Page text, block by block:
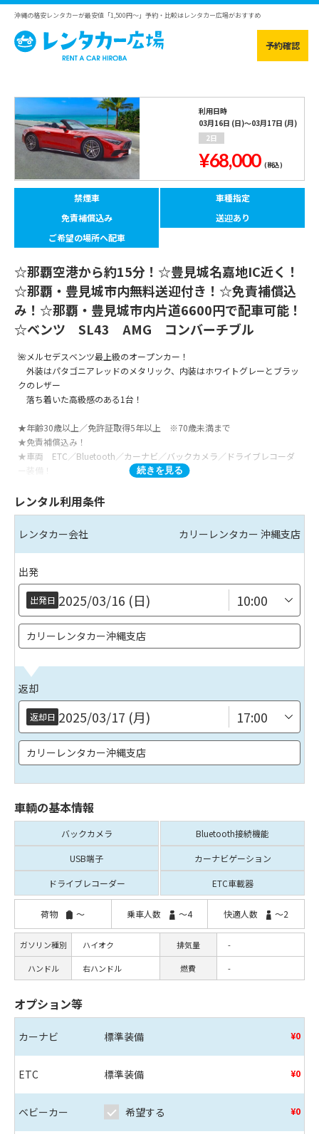
沖縄の格安レンタカーが最安値「1,500円～」予約・比較はレンタカー広場がおすすめ
予約確認
利用日時
03月16日 (日)～03月17日 (月)
2日
¥68,000 (税込)
禁煙車
車種指定
免責補償込み
送迎あり
ご希望の場所へ配車
☆那覇空港から約15分！☆豊見城名嘉地IC近く！
☆那覇・豊見城市内無料送迎付き！☆免責補償込
み！☆那覇・豊見城市内片道6600円で配車可能！
☆ベンツ SL43 AMG コンバーチブル
🌺メルセデスベンツ最上級のオープンカー！
外装はパタゴニアレッドのメタリック、内装はホワイトグレーとブラッ
クのレザー
落ち着いた高級感のある1台！
★年齢30歳以上／免許証取得5年以上 ※70歳未満まで
★免責補償込み！
★車両 ETC／Bluetooth／カーナビ／バックカメラ／ドライブレコーダ
ー装備！
※配車サービスは弊社予約状況、
施設の利用状況により配車ができない場合がございますので、
事前にメールにてお問い合わせくださいませ！
★カリーとは…沖縄の方言で「幸福」
旅人に幸せがありますようにという意味が込められています。
せっかく沖縄に来たから特別なドライブがしたい。
そんな想いからKarī Rental Carでは、
沖縄を存分に楽しんでいただける車をご用意しております。
非日常を楽しみたいみなさまのご旅行をサポートいたします。
続きを見る
レンタル利用条件
レンタカー会社 カリーレンタカー 沖縄支店
出発
出発日 2025/03/16 (日)
カリーレンタカー沖縄支店
返却
返却日 2025/03/17 (月)
カリーレンタカー沖縄支店
車輌の基本情報
バックカメラ Bluetooth接続機能
USB端子 カーナビゲーション
ドライブレコーダー ETC車載器
荷物 ～ 乗車人数 ～4 快適人数 ～2
ガソリン種別 ハイオク 排気量 -
ハンドル 右ハンドル 燃費 -
オプション等
カーナビ 標準装備 ¥0
ETC 標準装備 ¥0
ベビーカー 希望する ¥0